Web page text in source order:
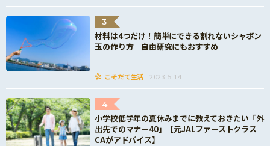
3
材料は4つだけ！簡単にできる割れないシャボン
玉の作り方｜自由研究にもおすすめ
こそだて生活 2023.5.14
4
小学校低学年の夏休みまでに教えておきたい「外
出先でのマナー40」【元JALファーストクラス
CAがアドバイス】